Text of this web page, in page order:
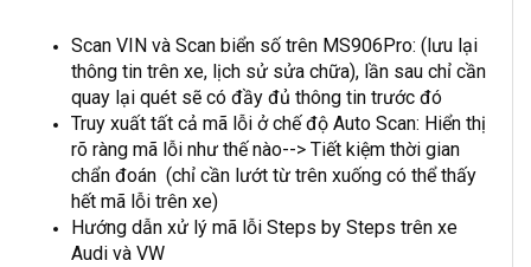
Scan VIN và Scan biển số trên MS906Pro: (lưu lại
thông tin trên xe, lịch sử sửa chữa), lần sau chỉ cần
quay lại quét sẽ có đầy đủ thông tin trước đó
Truy xuất tất cả mã lỗi ở chế độ Auto Scan: Hiển thị
rõ ràng mã lỗi như thế nào--> Tiết kiệm thời gian
chẩn đoán (chỉ cần lướt từ trên xuống có thể thấy
hết mã lỗi trên xe)
Hướng dẫn xử lý mã lỗi Steps by Steps trên xe
Audi và VW